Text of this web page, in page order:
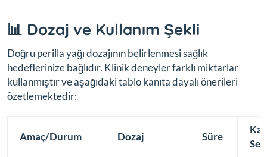
📊 Dozaj ve Kullanım Şekli
Doğru perilla yağı dozajının belirlenmesi sağlık
hedeflerinize bağlıdır. Klinik deneyler farklı miktarlar
kullanmıştır ve aşağıdaki tablo kanıta dayalı önerileri
özetlemektedir:
Amaç/Durum Dozaj Süre